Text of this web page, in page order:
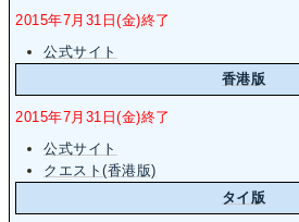
2015年7月31日(金)終了
公式サイト
香港版
2015年7月31日(金)終了
公式サイト
クエスト(香港版)
タイ版